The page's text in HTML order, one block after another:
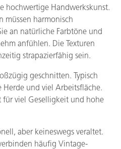
hochwertige Handwerkskunst.
müssen harmonisch
an natürliche Farbtöne und
anfühlen. Die Texturen
strapazierfähig sein.
geschnitten. Typisch
und viel Arbeitsfläche.
für viel Geselligkeit und hohe
aber keineswegs veraltet.
häufig Vintage-